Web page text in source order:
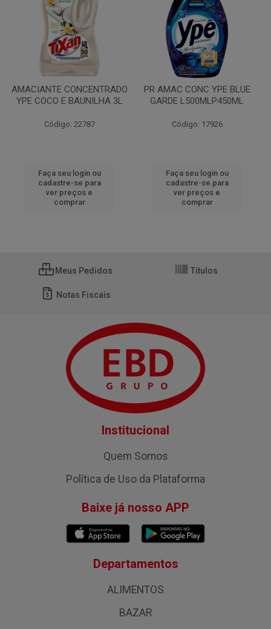
AMACIANTE CONCENTRADO
YPE COCO E BAUNILHA 3L
Código: 22787
Faça seu login ou
cadastre-se para
ver preços e
comprar
PR AMAC CONC YPE BLUE
GARDE L500MLP450ML
Código: 17926
Faça seu login ou
cadastre-se para
ver preços e
comprar
Meus Pedidos Títulos
Notas Fiscais
Institucional
Quem Somos
Política de Uso da Plataforma
Baixe já nosso APP
Departamentos
ALIMENTOS
BAZAR